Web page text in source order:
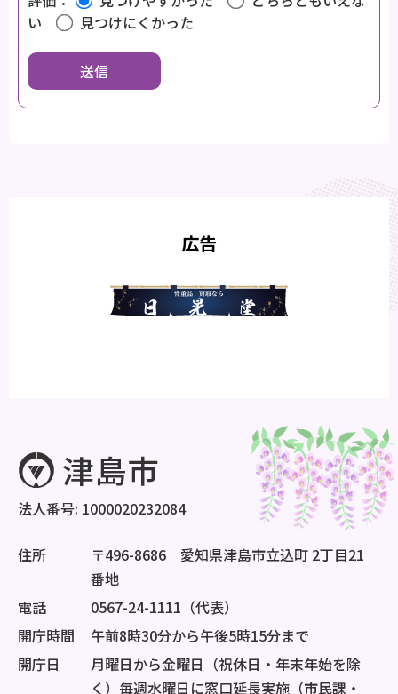
い
見つけにくかった
広告
法人番号: 1000020232084
住所
〒496-8686 愛知県津島市立込町 2丁目21
番地
電話
0567-24-1111（代表）
開庁時間
午前8時30分から午後5時15分まで
開庁日
月曜日から金曜日（祝休日・年末年始を除
く）毎週水曜日に窓口延長実施（市民課・